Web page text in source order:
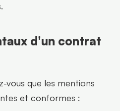
d'un contrat
vous que les mentions
et conformes :